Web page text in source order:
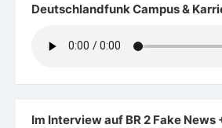
Deutschlandfunk Campus &
Im Interview auf BR 2 Fake